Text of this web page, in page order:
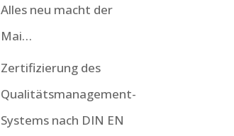
Alles neu macht der
Mai…
Zertifizierung des
Qualitätsmanagement-
Systems nach DIN EN